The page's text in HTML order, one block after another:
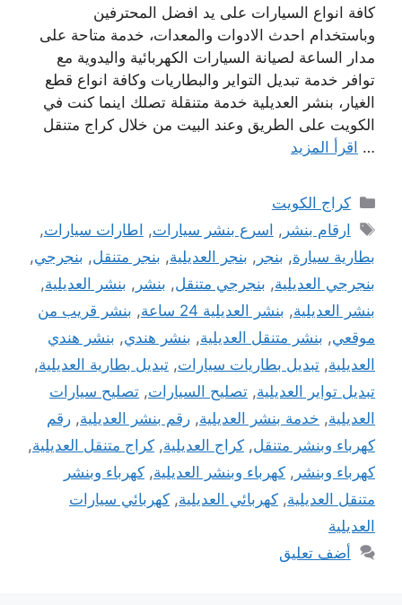
كافة انواع السيارات على يد افضل المحترفين
وباستخدام احدث الادوات والمعدات، خدمة متاحة على
مدار الساعة لصيانة السيارات الكهربائية واليدوية مع
توافر خدمة تبديل التواير والبطاريات وكافة انواع قطع
الغيار، بنشر العديلية خدمة متنقلة تصلك اينما كنت في
الكويت على الطريق وعند البيت من خلال كراج متنقل
… اقرأ المزيد
التصنيفات
كراج الكويت
الوسوم
ارقام بنشر , اسرع بنشر سيارات, اطارات سيارات,
بطارية سيارة, بنجر , بنجر العديلية, بنجر متنقل, بنجرجي,
بنجرجي العديلية, بنجرجي متنقل, بنشر , بنشر العديلية,
بنشر العديلية, بنشر العديلية 24 ساعة , بنشر قريب من
موقعي, بنشر متنقل العديلية, بنشر هندي, بنشر هندي
العديلية, تبديل بطاريات سيارات, تبديل بطارية العديلية,
تبديل تواير العديلية, تصليح السيارات, تصليح سيارات
العديلية, خدمة بنشر العديلية, رقم بنشر العديلية, رقم
كهرباء وبنشر متنقل, كراج العديلية, كراج متنقل العديلية,
كهرباء وبنشر , كهرباء وبنشر العديلية, كهرباء وبنشر
متنقل العديلية, كهربائي العديلية, كهربائي سيارات
العديلية
أضف تعليق